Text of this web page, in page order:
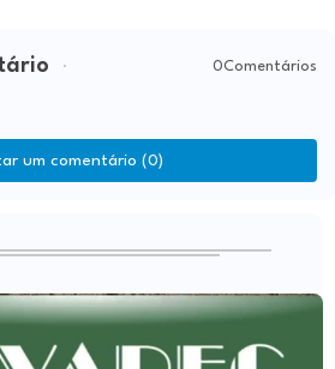
0Comentários
um comentário (0)